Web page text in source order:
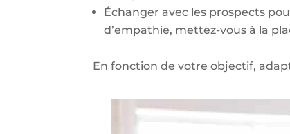
Échanger avec les prospects
d’empathie, mettez-vous à la
En fonction de votre objectif,